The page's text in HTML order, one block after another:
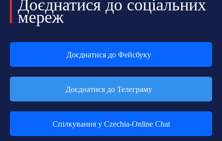
Доєднатися до соціальних
мереж
Доєднатися до Фейсбуку
Доєднатися до Телеграму
Спілкування у Czechia-Online Chat